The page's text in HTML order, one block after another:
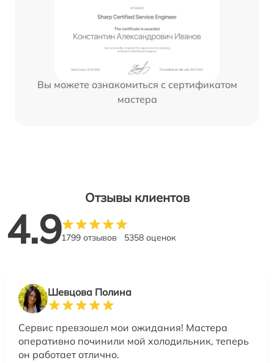
Вы можете ознакомиться с сертификатом
мастера
Отзывы клиентов
4.91799 отзывов 5358 оценок
Шевцова Полина
Сервис превзошел мои ожидания! Мастера
оперативно починили мой холодильник, теперь
он работает отлично.